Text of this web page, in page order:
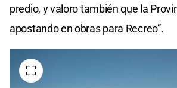
predio, y valoro también que la
apostando en obras para Recreo”.